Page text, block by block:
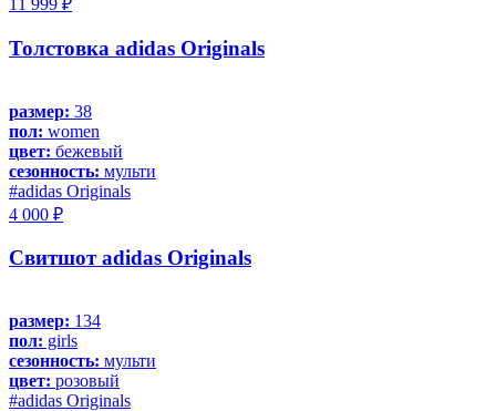
11 999 ₽
Толстовка adidas Originals
размер: 38
пол: women
цвет: бежевый
сезонность: мульти
#adidas Originals
4 000 ₽
Свитшот adidas Originals
размер: 134
пол: girls
сезонность: мульти
цвет: розовый
#adidas Originals